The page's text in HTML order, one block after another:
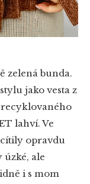
zelená bunda.
jako vesta z
recyklovaného
lahví. Ve
opravdu
ale
i s mom